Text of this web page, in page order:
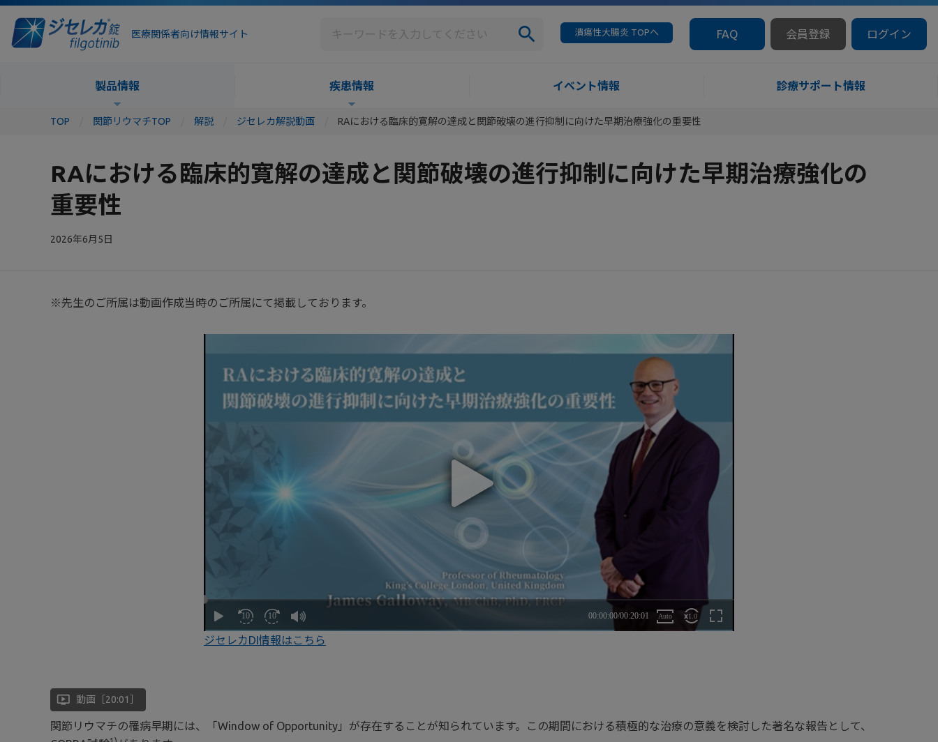
医療関係者向け情報サイト 潰瘍性大腸炎 TOPへ FAQ 会員登録 ログイン
製品情報 疾患情報 イベント情報 診療サポート情報
TOP 関節リウマチTOP 解説 ジセレカ解説動画 RAにおける臨床的寛解の達成と関節破壊の進行抑制に向けた早期治療強化の重要性
RAにおける臨床的寛解の達成と関節破壊の進行抑制に向けた早期治療強化の
重要性
2026年6月5日
※先生のご所属は動画作成当時のご所属にて掲載しております。
ジセレカDI情報はこちら
ondemand_video 動画［20:01］
関節リウマチの罹病早期には、「Window of Opportunity」が存在することが知られています。この期間における積極的な治療の意義を検討した著名な報告として、